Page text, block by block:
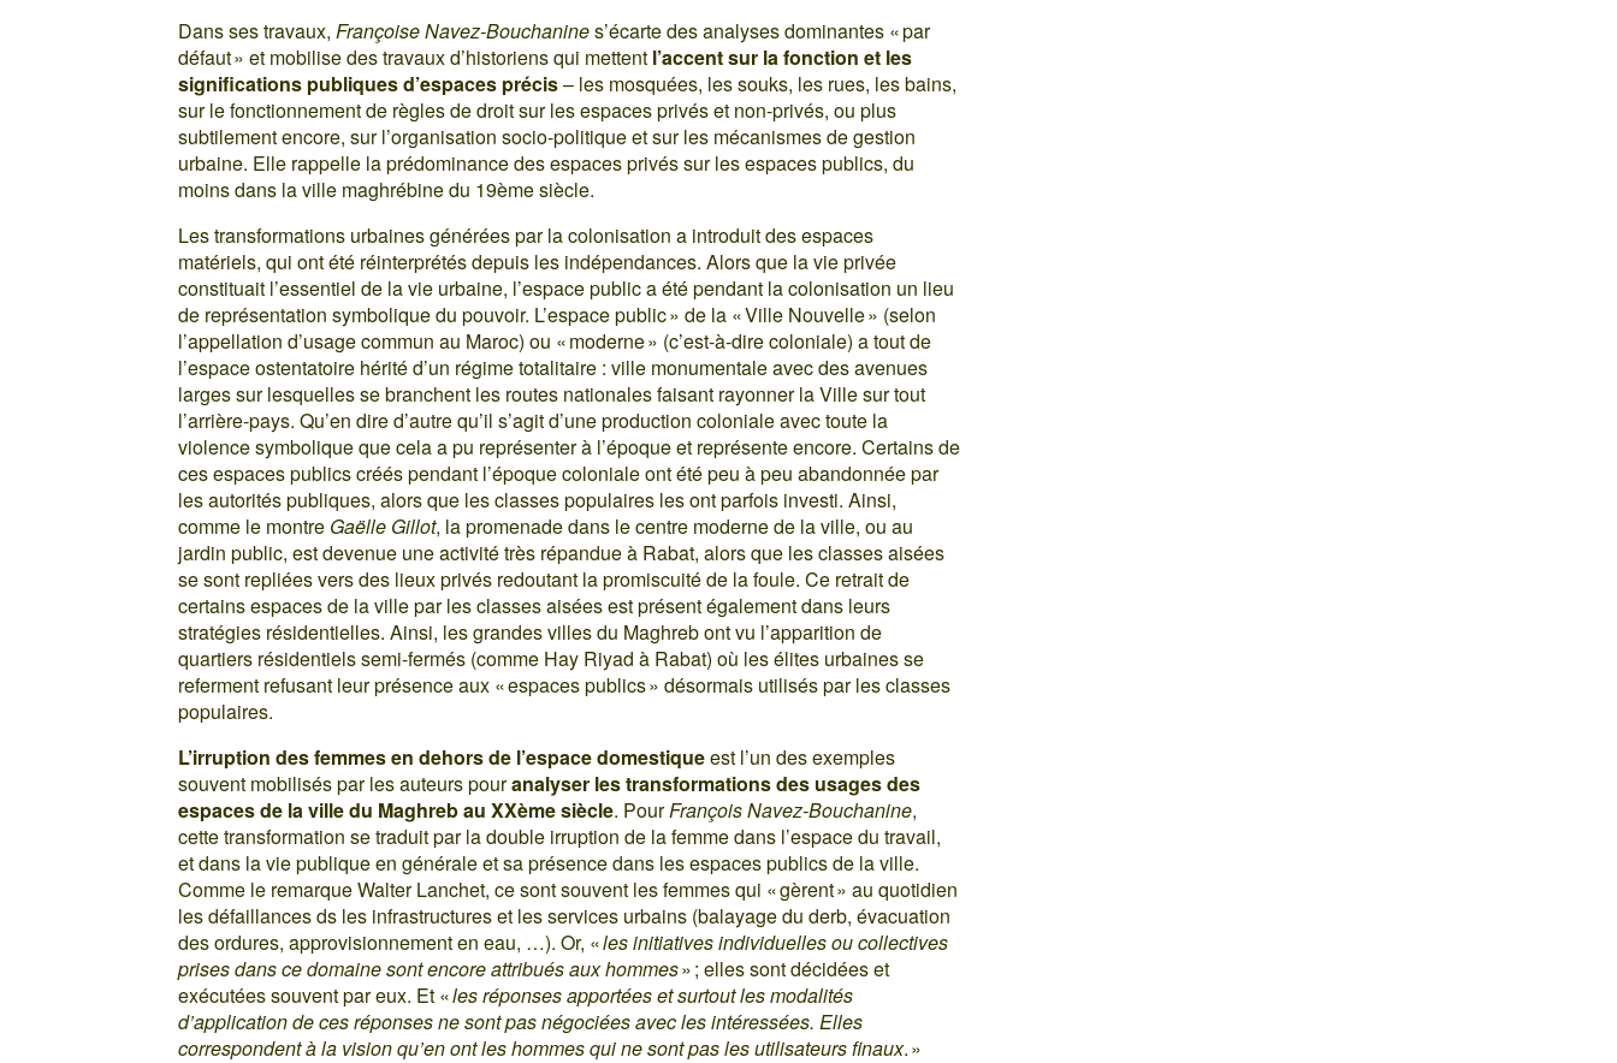
Dans ses travaux,Françoise Navez-Bouchanines’écarte des analyses dominantes « par
défaut » et mobilise des travaux d’historiens qui mettent l’accent sur la fonction et les
significations publiques d’espaces précis– les mosquées, les souks, les rues, les bains,
sur le fonctionnement de règles de droit sur les espaces privés et non-privés, ou plus
subtilement encore, sur l’organisation socio-politique et sur les mécanismes de gestion
urbaine. Elle rappelle la prédominance des espaces privés sur les espaces publics, du
moins dans la ville maghrébine du 19ème siècle.
Les transformations urbaines générées par la colonisation a introduit des espaces
matériels, qui ont été réinterprétés depuis les indépendances. Alors que la vie privée
constituait l’essentiel de la vie urbaine, l’espace public a été pendant la colonisation un lieu
de représentation symbolique du pouvoir. L’espace public » de la « Ville Nouvelle » (selon
l’appellation d’usage commun au Maroc) ou « moderne » (c’est-à-dire coloniale) a tout de
l’espace ostentatoire hérité d’un régime totalitaire : ville monumentale avec des avenues
larges sur lesquelles se branchent les routes nationales faisant rayonner la Ville sur tout
l’arrière-pays. Qu’en dire d’autre qu’il s’agit d’une production coloniale avec toute la
violence symbolique que cela a pu représenter à l’époque et représente encore. Certains de
ces espaces publics créés pendant l’époque coloniale ont été peu à peu abandonnée par
les autorités publiques, alors que les classes populaires les ont parfois investi. Ainsi,
comme le montre Gaëlle Gillot, la promenade dans le centre moderne de la ville, ou au
jardin public, est devenue une activité très répandue à Rabat, alors que les classes aisées
se sont repliées vers des lieux privés redoutant la promiscuité de la foule. Ce retrait de
certains espaces de la ville par les classes aisées est présent également dans leurs
stratégies résidentielles. Ainsi, les grandes villes du Maghreb ont vu l’apparition de
quartiers résidentiels semi-fermés (comme Hay Riyad à Rabat) où les élites urbaines se
referment refusant leur présence aux « espaces publics » désormais utilisés par les classes
populaires.
L’irruption des femmes en dehors de l’espace domestiqueest l’un des exemples
souvent mobilisés par les auteurs pouranalyser les transformations des usages des
espaces de la ville du Maghreb au XXème siècle. PourFrançois Navez-Bouchanine,
cette transformation se traduit par la double irruption de la femme dans l’espace du travail,
et dans la vie publique en générale et sa présence dans les espaces publics de la ville.
Comme le remarque Walter Lanchet, ce sont souvent les femmes qui « gèrent » au quotidien
les défaillances ds les infrastructures et les services urbains (balayage du derb, évacuation
des ordures, approvisionnement en eau, …). Or, «les initiatives individuelles ou collectives
prises dans ce domaine sont encore attribués aux hommes» ; elles sont décidées et
exécutées souvent par eux. Et «les réponses apportées et surtout les modalités
d’application de ces réponses ne sont pas négociées avec les intéressées. Elles
correspondent à la vision qu’en ont les hommes qui ne sont pas les utilisateurs finaux. »